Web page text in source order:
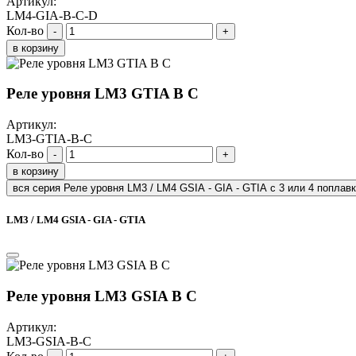
LM4-GIA-B-C-D
Кол-во
-
+
в корзину
Реле уровня LM3 GTIA B C
Артикул:
LM3-GTIA-B-C
Кол-во
-
+
в корзину
вся серия Реле уровня LM3 / LM4 GSIA - GIA - GTIA с 3 или 4
LM3 / LM4 GSIA - GIA - GTIA
Реле уровня LM3 GSIA B C
Артикул:
LM3-GSIA-B-C